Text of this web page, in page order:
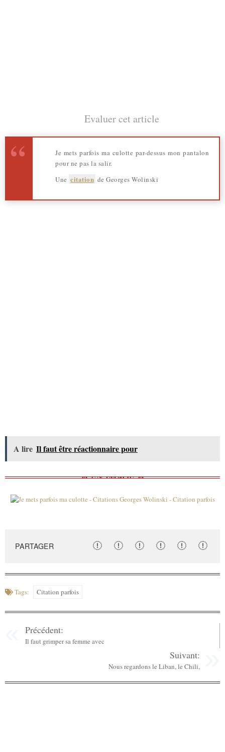
Evaluer cet article
Je mets parfois ma culotte par-dessus mon pantalon
pour ne pas la salir.
Une citation de Georges Wolinski
A lire Il faut être réactionnaire pour
PARTAGER
Tags: Citation parfois
Précédent:
Il faut grimper sa femme avec
Suivant:
Nous regardons le Liban, le Chili,